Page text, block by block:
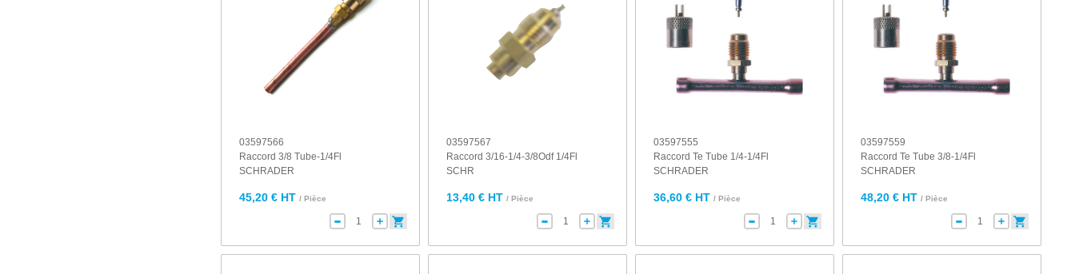
03597566
Raccord 3/8 Tube-1/4Fl
SCHRADER
45,20 € HT / Pièce
03597567
Raccord 3/16-1/4-3/8Odf 1/4Fl
SCHR
13,40 € HT / Pièce
03597555
Raccord Te Tube 1/4-1/4Fl
SCHRADER
36,60 € HT / Pièce
03597559
Raccord Te Tube 3/8-1/4Fl
SCHRADER
48,20 € HT / Pièce